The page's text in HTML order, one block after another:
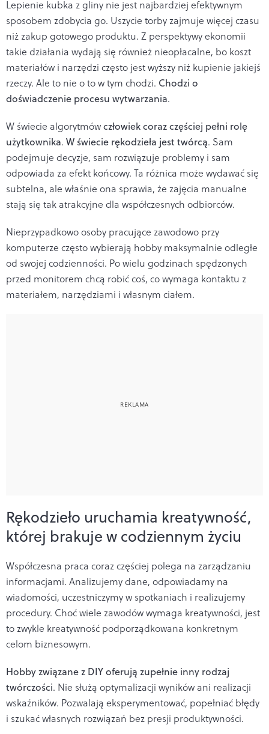
Lepienie kubka z gliny nie jest najbardziej efektywnym
sposobem zdobycia go. Uszycie torby zajmuje więcej czasu
niż zakup gotowego produktu. Z perspektywy ekonomii
takie działania wydają się również nieopłacalne, bo koszt
materiałów i narzędzi często jest wyższy niż kupienie jakiejś
rzeczy. Ale to nie o to w tym chodzi. Chodzi o
doświadczenie procesu wytwarzania.
W świecie algorytmówczłowiek coraz częściej pełni rolę
użytkownika. W świecie rękodzieła jest twórcą. Sam
podejmuje decyzje, sam rozwiązuje problemy i sam
odpowiada za efekt końcowy. Ta różnica może wydawać się
subtelna, ale właśnie ona sprawia, że zajęcia manualne
stają się tak atrakcyjne dla współczesnych odbiorców.
Nieprzypadkowo osoby pracujące zawodowo przy
komputerze często wybierają hobby maksymalnie odległe
od swojej codzienności. Po wielu godzinach spędzonych
przed monitorem chcą robić coś, co wymaga kontaktu z
materiałem, narzędziami i własnym ciałem.
Rękodzieło uruchamia kreatywność,
której brakuje w codziennym życiu
Współczesna praca coraz częściej polega na zarządzaniu
informacjami. Analizujemy dane, odpowiadamy na
wiadomości, uczestniczymy w spotkaniach i realizujemy
procedury. Choć wiele zawodów wymaga kreatywności, jest
to zwykle kreatywność podporządkowana konkretnym
celom biznesowym.
Hobby związane z DIY oferują zupełnie inny rodzaj
twórczości. Nie służą optymalizacji wyników ani realizacji
wskaźników. Pozwalają eksperymentować, popełniać błędy
i szukać własnych rozwiązań bez presji produktywności.